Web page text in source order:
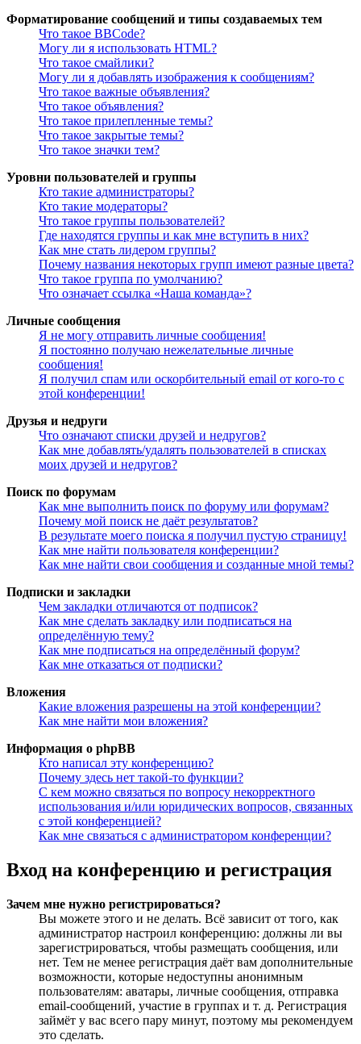
Форматирование сообщений и типы создаваемых тем
Что такое BBCode?
Могу ли я использовать HTML?
Что такое смайлики?
Могу ли я добавлять изображения к сообщениям?
Что такое важные объявления?
Что такое объявления?
Что такое прилепленные темы?
Что такое закрытые темы?
Что такое значки тем?
Уровни пользователей и группы
Кто такие администраторы?
Кто такие модераторы?
Что такое группы пользователей?
Где находятся группы и как мне вступить в них?
Как мне стать лидером группы?
Почему названия некоторых групп имеют разные цвета?
Что такое группа по умолчанию?
Что означает ссылка «Наша команда»?
Личные сообщения
Я не могу отправить личные сообщения!
Я постоянно получаю нежелательные личные
сообщения!
Я получил спам или оскорбительный email от кого-то с
этой конференции!
Друзья и недруги
Что означают списки друзей и недругов?
Как мне добавлять/удалять пользователей в списках
моих друзей и недругов?
Поиск по форумам
Как мне выполнить поиск по форуму или форумам?
Почему мой поиск не даёт результатов?
В результате моего поиска я получил пустую страницу!
Как мне найти пользователя конференции?
Как мне найти свои сообщения и созданные мной темы?
Подписки и закладки
Чем закладки отличаются от подписок?
Как мне сделать закладку или подписаться на
определённую тему?
Как мне подписаться на определённый форум?
Как мне отказаться от подписки?
Вложения
Какие вложения разрешены на этой конференции?
Как мне найти мои вложения?
Информация о phpBB
Кто написал эту конференцию?
Почему здесь нет такой-то функции?
С кем можно связаться по вопросу некорректного
использования и/или юридических вопросов, связанных
с этой конференцией?
Как мне связаться с администратором конференции?
Вход на конференцию и регистрация
Зачем мне нужно регистрироваться?
Вы можете этого и не делать. Всё зависит от того, как
администратор настроил конференцию: должны ли вы
зарегистрироваться, чтобы размещать сообщения, или
нет. Тем не менее регистрация даёт вам дополнительные
возможности, которые недоступны анонимным
пользователям: аватары, личные сообщения, отправка
email-сообщений, участие в группах и т. д. Регистрация
займёт у вас всего пару минут, поэтому мы рекомендуем
это сделать.